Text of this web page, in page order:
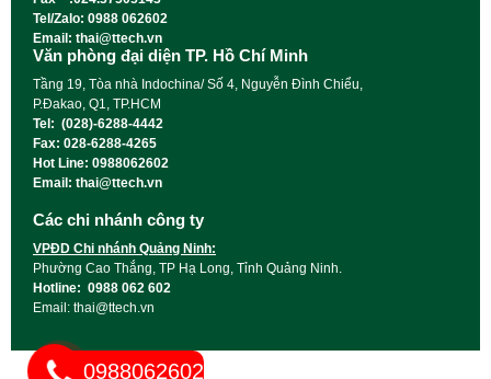
Tel/Zalo: 0988 062602
Email: thai@ttech.vn
Văn phòng đại diện TP. Hồ Chí Minh
Tầng 19, Tòa nhà Indochina/ Số 4, Nguyễn Đình Chiểu,
P.Đakao, Q1, TP.HCM
Tel: (028)-6288-4442
Fax: 028-6288-4265
Hot Line: 0988062602
Email: thai@ttech.vn
Các chi nhánh công ty
VPĐD Chi nhánh Quảng Ninh:
Phường Cao Thắng, TP Hạ Long, Tỉnh Quảng Ninh.
Hotline: 0988 062 602
Email: thai@ttech.vn
0988062602